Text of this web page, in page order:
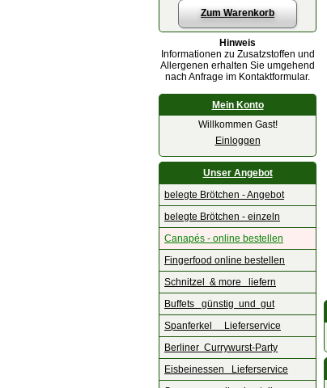
Zum Warenkorb
Hinweis
Informationen zu Zusatzstoffen und
Allergenen erhalten Sie umgehend
nach Anfrage im Kontaktformular.
Mein Konto
Willkommen Gast!
Einloggen
Unser Angebot
belegte Brötchen - Angebot
belegte Brötchen - einzeln
Canapés - online bestellen
Fingerfood online bestellen
Schnitzel & more liefern
Buffets günstig und gut
Spanferkel Lieferservice
Berliner Currywurst-Party
Eisbeinessen Lieferservice